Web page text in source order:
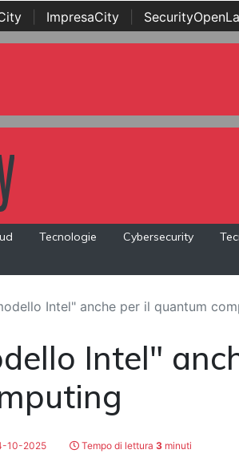
ImpresaCity
Tecnologie Cybersecurity
Intel" anche per il quantum
Intel"
10-2025 Tempo di lettura 3 minuti